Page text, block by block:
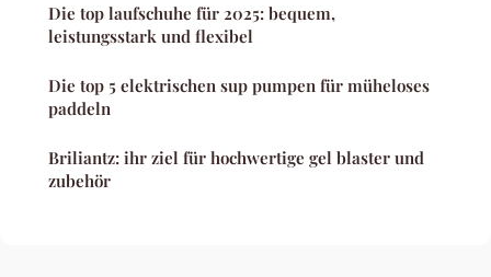
Die top laufschuhe für 2025: bequem,
leistungsstark und flexibel
Die top 5 elektrischen sup pumpen für müheloses
paddeln
Briliantz: ihr ziel für hochwertige gel blaster und
zubehör